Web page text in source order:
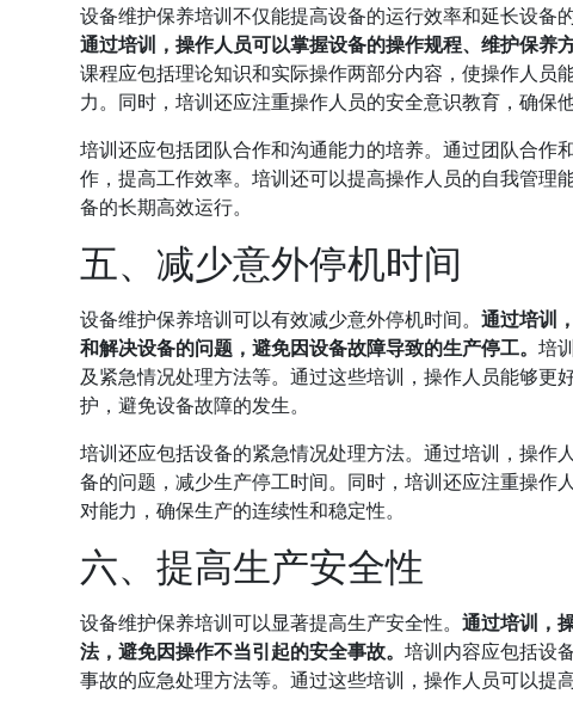
设备维护保养培训不仅能提高设备的运行效率和延长设备
通过培训，操作人员可以掌握设备的操作规程、维护保养
课程应包括理论知识和实际操作两部分内容，使操作人员
力。同时，培训还应注重操作人员的安全意识教育，确保
培训还应包括团队合作和沟通能力的培养。通过团队合作
作，提高工作效率。培训还可以提高操作人员的自我管
备的长期高效运行。
五、减少意外停机时间
设备维护保养培训可以有效减少意外停机时间。通过培训
和解决设备的问题，避免因设备故障导致的生产停工。培
及紧急情况处理方法等。通过这些培训，操作人员能够更
护，避免设备故障的发生。
培训还应包括设备的紧急情况处理方法。通过培训，操
备的问题，减少生产停工时间。同时，培训还应注重操
对能力，确保生产的连续性和稳定性。
六、提高生产安全性
设备维护保养培训可以显著提高生产安全性。通过培训，
法，避免因操作不当引起的安全事故。培训内容应包括设
事故的应急处理方法等。通过这些培训，操作人员可以提